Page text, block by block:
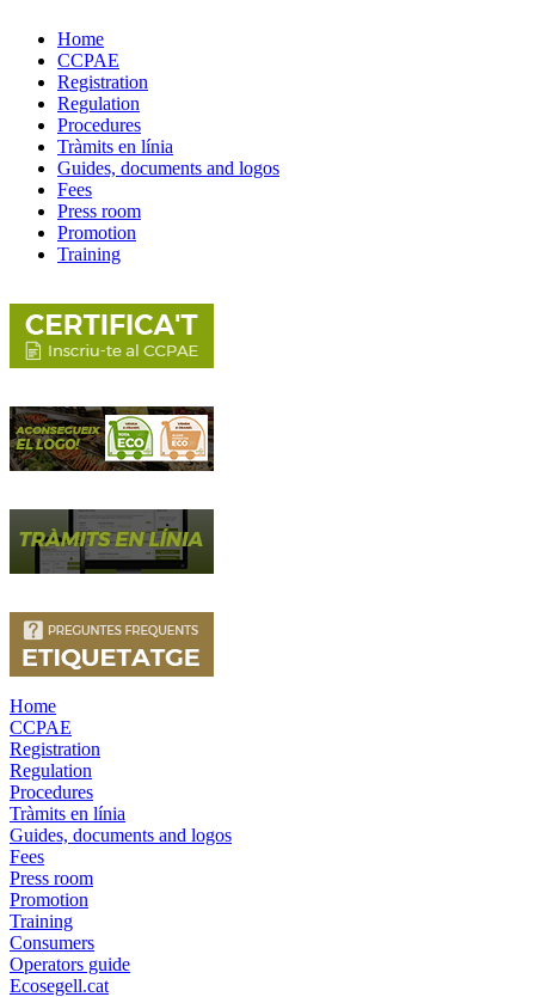
Home
CCPAE
Registration
Regulation
Procedures
Tràmits en línia
Guides, documents and logos
Fees
Press room
Promotion
Training
Home
CCPAE
Registration
Regulation
Procedures
Tràmits en línia
Guides, documents and logos
Fees
Press room
Promotion
Training
Consumers
Operators guide
Ecosegell.cat